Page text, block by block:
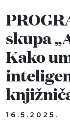
skupa
Kako
16.5.2025.